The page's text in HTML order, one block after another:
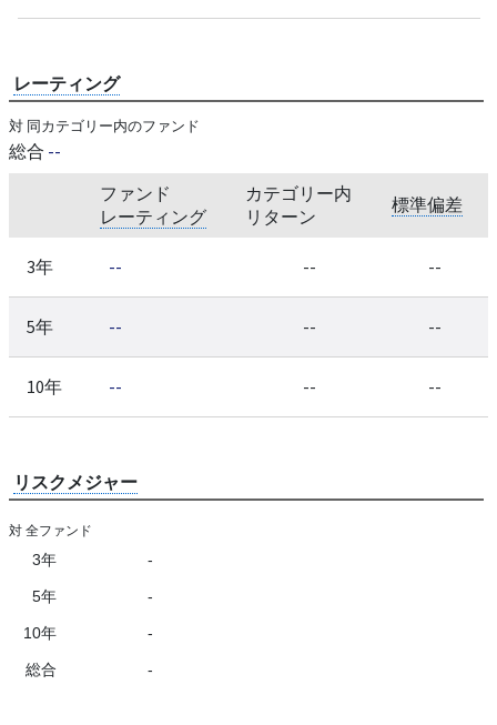
レーティング
対 同カテゴリー内のファンド
総合 --
ファンド
レーティング
カテゴリー内
リターン
標準偏差
3年 -- -- --
5年 -- -- --
10年 -- -- --
リスクメジャー
対 全ファンド
3年 -
5年 -
10年 -
総合 -